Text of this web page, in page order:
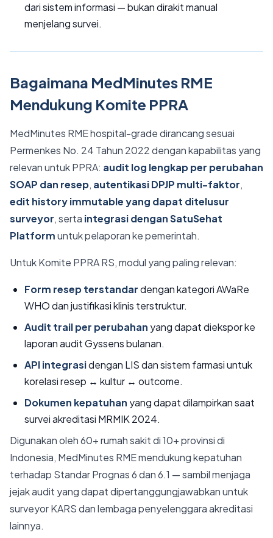
dari sistem informasi — bukan dirakit manual
menjelang survei.
Bagaimana MedMinutes RME
Mendukung Komite PPRA
MedMinutes RME hospital-grade dirancang sesuai
Permenkes No. 24 Tahun 2022 dengan kapabilitas yang
relevan untuk PPRA: audit log lengkap per perubahan
SOAP dan resep, autentikasi DPJP multi-faktor,
edit history immutable yang dapat ditelusur
surveyor, serta integrasi dengan SatuSehat
Platformuntuk pelaporan ke pemerintah.
Untuk Komite PPRA RS, modul yang paling relevan:
Form resep terstandardengan kategori AWaRe
WHO dan justifikasi klinis terstruktur.
Audit trail per perubahan yang dapat diekspor ke
laporan audit Gyssens bulanan.
API integrasidengan LIS dan sistem farmasi untuk
korelasi resep ↔ kultur ↔ outcome.
Dokumen kepatuhan yang dapat dilampirkan saat
survei akreditasi MRMIK 2024.
Digunakan oleh 60+ rumah sakit di 10+ provinsi di
Indonesia, MedMinutes RME mendukung kepatuhan
terhadap Standar Prognas 6 dan 6.1 — sambil menjaga
jejak audit yang dapat dipertanggungjawabkan untuk
surveyor KARS dan lembaga penyelenggara akreditasi
lainnya.